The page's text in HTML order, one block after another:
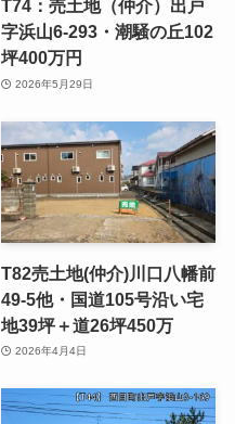
T74：売土地（仲介）出戸
字浜山6-293・潮騒の丘102
坪400万円
2026年5月29日
T82売土地(仲介)川口八幡前
49-5他・国道105号沿い宅
地39坪＋道26坪450万
2026年4月4日